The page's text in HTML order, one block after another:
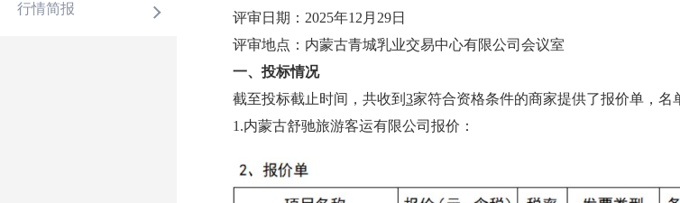
行情简报
评审日期： 2025年12月 29日
评审地点：内蒙古青城乳业交易中心有限公司会议室
一、投标情况
截至投标截止时间，共收到 3家符合资格条件的商家提供了报价单 ，名
1.内蒙古舒驰旅游客运有限公司报价：